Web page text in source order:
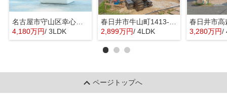
名古屋市守山区幸心２丁目435『仲介料無料』新築戸建て
4,180万円/ 3LDK
春日井市牛山町1413-8『仲介料無料』新築戸建て
2,899万円/ 4LDK 3,280万円/
ページトップへ